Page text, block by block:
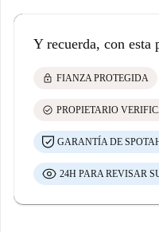
Y recuerda, con esta
lock FIANZA PROTEGIDA
check_circle PROPIETARIO
GARANTÍA DE
24H PARA REVISAR